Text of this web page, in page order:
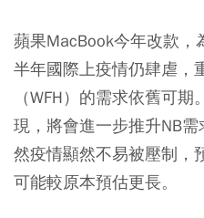
蘋果MacBook今年改款
半年國際上疫情仍肆虐，
（WFH）的需求依舊可
現，將會進一步推升NB需
然疫情顯然不易被壓制，
可能較原本預估更長。